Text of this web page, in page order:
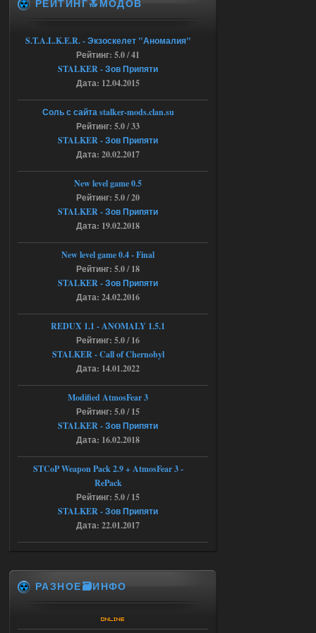
Объединенный Пак 2 + OGSR +
STCoP WP 3.4
11:30
Stalker-Mods-Clan-su
Доступно только для пользователей
Ответить ➤
04.08.2026
Объединенный Пак 2 + OGSR +
STCoP WP 3.4
andreyforest1993
там есть опция расшириные
анимации нпс, я поставил
галочку но толку ноль, ни каких
анимаций нет, может это что-то другое,
кнопок по поводу анимаций
Последний рассвет - Эпизод 1
22:29
Stalker-Mods-Clan-su
Доступно только для пользователей
Объединенный Пак 2 + OGSR +
STCoP WP 3.4
Доступно только для пользователей
Ответить ➤
03.08.2026
Объединенный Пак 2 + OGSR +
andreyforest1993
использования предметов как в
трелере?
РЕЙТИНГ🔝МОДОВ
S.T.A.L.K.E.R. - Экзоскелет "Аномалия"
Рейтинг: 5.0 / 41
STALKER - Зов Припяти
Дата: 12.04.2015
Соль с сайта stalker-mods.clan.su
Рейтинг: 5.0 / 33
STALKER - Зов Припяти
Дата: 20.02.2017
New level game 0.5
Рейтинг: 5.0 / 20
STALKER - Зов Припяти
Дата: 19.02.2018
New level game 0.4 - Final
Рейтинг: 5.0 / 18
STALKER - Зов Припяти
Дата: 24.02.2016
REDUX 1.1​​​​​​​ - ANOMALY 1.5.1
Рейтинг: 5.0 / 16
STALKER - Call of Chernobyl
Дата: 14.01.2022
Modified AtmosFear 3
Рейтинг: 5.0 / 15
STALKER - Зов Припяти
Дата: 16.02.2018
STCoP Weapon Pack 2.9 + AtmosFear 3 -
RePack
Рейтинг: 5.0 / 15
STALKER - Зов Припяти
Дата: 22.01.2017
РАЗНОЕ🗃️ИНФО